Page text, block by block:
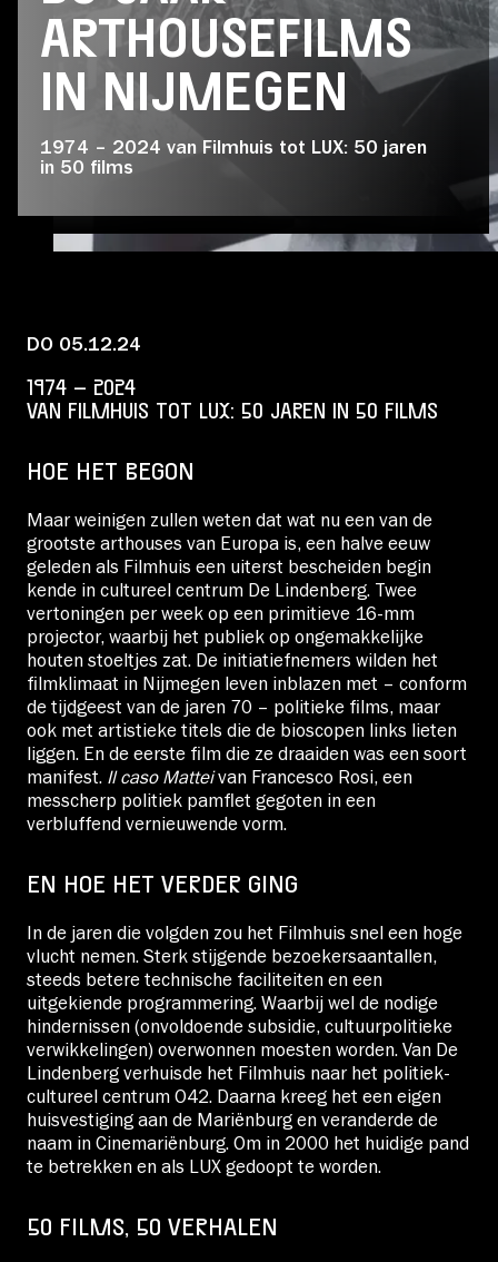
Educatie
Over Stichting LUX
Nieuws
Volg ons op:
ARTHOUSEFILMS
IN NIJMEGEN
1974 – 2024 van Filmhuis tot LUX: 50 jaren
in 50 films
DO 05.12.24
1974 – 2024
VAN FILMHUIS TOT LUX: 50 JAREN IN 50 FILMS
HOE HET BEGON
Maar weinigen zullen weten dat wat nu een van de
grootste arthouses van Europa is, een halve eeuw
geleden als Filmhuis een uiterst bescheiden begin
kende in cultureel centrum De Lindenberg. Twee
vertoningen per week op een primitieve 16-mm
projector, waarbij het publiek op ongemakkelijke
houten stoeltjes zat. De initiatiefnemers wilden het
filmklimaat in Nijmegen leven inblazen met – conform
de tijdgeest van de jaren 70 – politieke films, maar
ook met artistieke titels die de bioscopen links lieten
liggen. En de eerste film die ze draaiden was een soort
manifest. Il caso Matteivan Francesco Rosi, een
messcherp politiek pamflet gegoten in een
verbluffend vernieuwende vorm.
EN HOE HET VERDER GING
In de jaren die volgden zou het Filmhuis snel een hoge
vlucht nemen. Sterk stijgende bezoekersaantallen,
steeds betere technische faciliteiten en een
uitgekiende programmering. Waarbij wel de nodige
hindernissen (onvoldoende subsidie, cultuurpolitieke
verwikkelingen) overwonnen moesten worden. Van De
Lindenberg verhuisde het Filmhuis naar het politiek-
cultureel centrum O42. Daarna kreeg het een eigen
huisvestiging aan de Mariënburg en veranderde de
naam in Cinemariënburg. Om in 2000 het huidige pand
te betrekken en als LUX gedoopt te worden.
50 FILMS, 50 VERHALEN